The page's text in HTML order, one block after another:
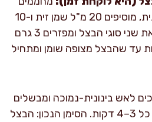
סיר רחב על אש בינונית, מוסיפים 20 מ"ל שמן זית ו-10
גרם חמאה. מוסיפים את שני סוגי הבצל ומפזרים 3 גרם
2 דקות עד שהבצל מצופה שומן ומתחיל
לאש בינונית-נמוכה ומבשלים
20–25 דקות, ערבוב כל 3–4 דקות. הסימן הנכון: הבצל